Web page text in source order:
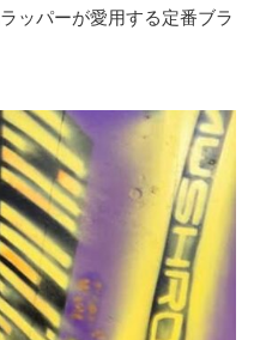
ッパーが愛用する定番ブラ